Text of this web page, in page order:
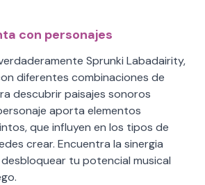
con personajes
Sprunki Labadairity,
diferentes combinaciones de
descubrir paisajes sonoros
aporta elementos
que influyen en los tipos de
crear. Encuentra la sinergia
tu potencial musical